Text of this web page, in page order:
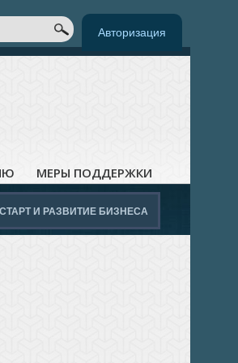
Авторизация
МЕРЫ ПОДДЕРЖКИ
СТАРТ И РАЗВИТИЕ БИЗНЕСА